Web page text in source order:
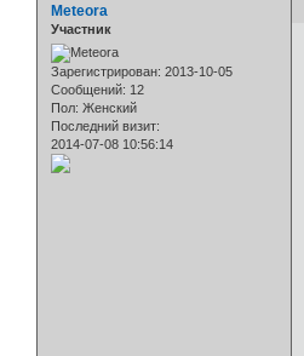
Meteora
Участник
Зарегистрирован: 2013-10-05
Сообщений: 12
Пол: Женский
Последний визит:
2014-07-08 10:56:14